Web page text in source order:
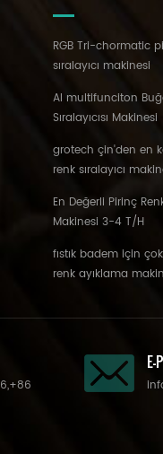
RGB Tri-chormatic
sıralayıcı makinesi
AI multifunciton
Sıralayıcısı Makinesi
grotech çin'den en
renk sıralayıcı
En Değerli Pirinç Renk
Makinesi 3-4 T/H
fıstık badem için
renk ayıklama
,+86
E-